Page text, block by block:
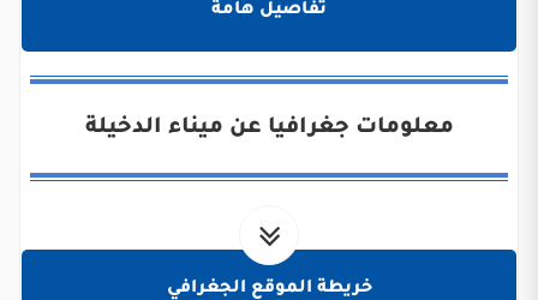
تفاصيل هامة
معلومات جغرافيا عن ميناء الدخيلة
خريطة الموقع الجغرافي